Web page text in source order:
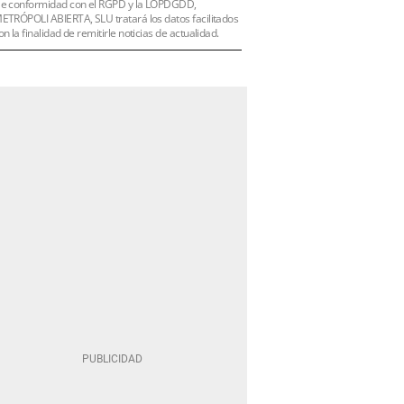
conformidad con el RGPD y la LOPDGDD,
ABIERTA, SLU tratará los datos facilitados
la finalidad de remitirle noticias de actualidad.